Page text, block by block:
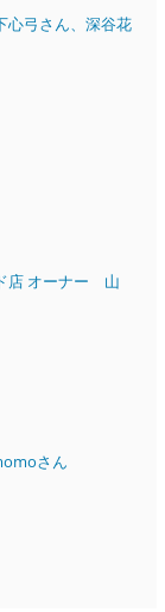
心弓さん、深谷花
店 オーナー 山
さん